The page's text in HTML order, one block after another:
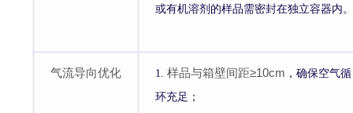
或有机溶剂的样品需密封在独立容器内。
气流导向优化 1. 样品与箱壁间距≥10cm ，确保空气循
环充足；